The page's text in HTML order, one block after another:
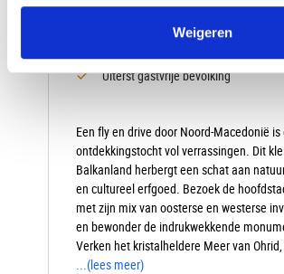
Weigeren
Uiterst gastvrije bevolking
Een fly en drive door Noord-Macedonië is
ontdekkingstocht vol verrassingen. Dit
Balkanland herbergt een schat aan
en cultureel erfgoed. Bezoek de
met zijn mix van oosterse en westerse
en bewonder de indrukwekkende
Verken het kristalheldere Meer van
...(lees meer)